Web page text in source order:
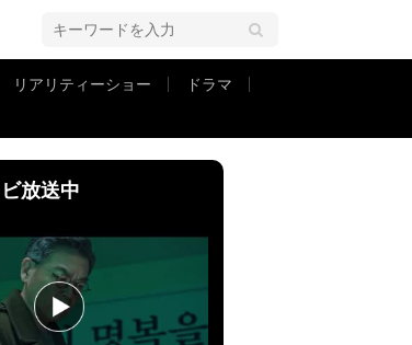
リアリティーショー
ドラマ
放送中